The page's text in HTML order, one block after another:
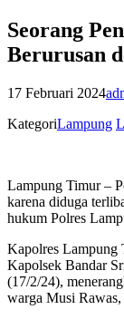
Seorang
Berurusan
17 Februari 2024
KategoriLampung
Lampung Timur –
karena diduga
hukum Polres
Kapolres
Kapolsek Bandar
(17/2/24),
warga Musi